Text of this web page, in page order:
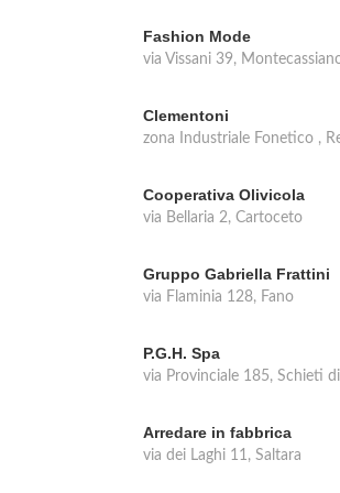
Fashion Mode
via Vissani 39,
Clementoni
zona Industriale Fonetico ,
Cooperativa Olivicola
via Bellaria 2, Cartoceto
Gruppo Gabriella Frattini
via Flaminia 128, Fano
P.G.H. Spa
via Provinciale 185, Schieti
Arredare in fabbrica
via dei Laghi 11, Saltara